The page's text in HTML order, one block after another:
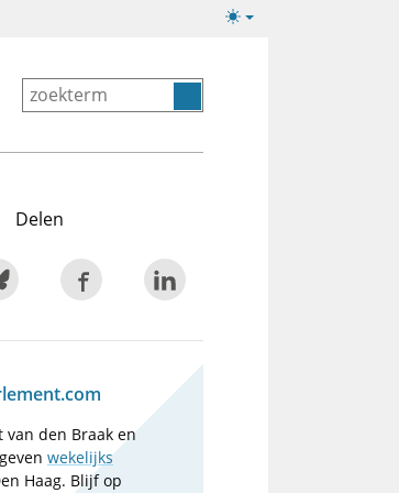
Lichte/donkere
Delen
van den Braak en
wekelijks
Haag. Blijf op